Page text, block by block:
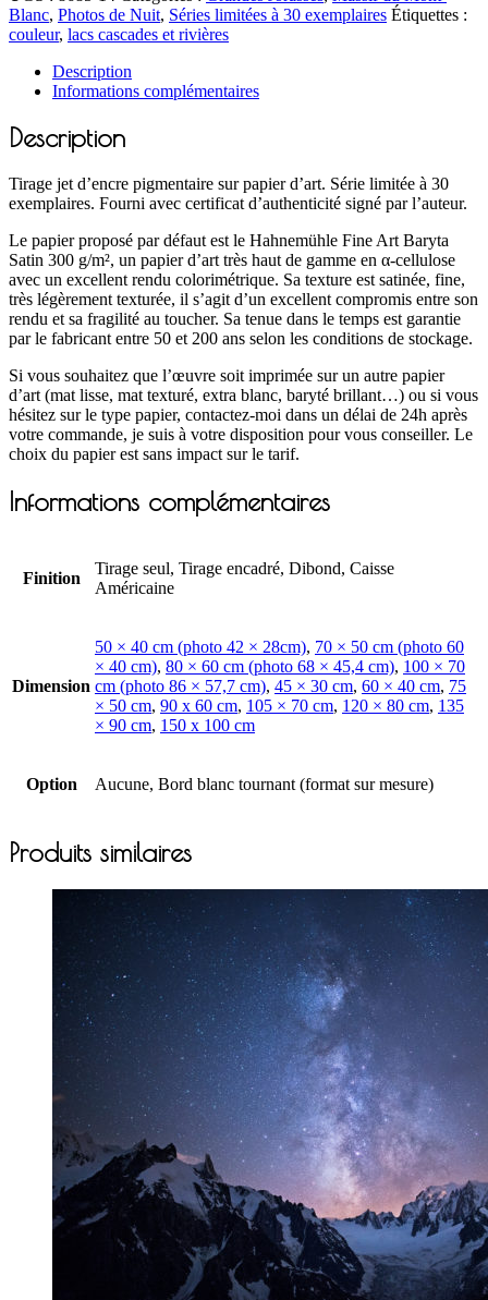
Blanc, Photos de Nuit, Séries limitées à 30 exemplaires Étiquettes :
couleur, lacs cascades et rivières
Description
Informations complémentaires
Description
Tirage jet d’encre pigmentaire sur papier d’art. Série limitée à 30
exemplaires. Fourni avec certificat d’authenticité signé par l’auteur.
Le papier proposé par défaut est le Hahnemühle Fine Art Baryta
Satin 300 g/m², un papier d’art très haut de gamme en α-cellulose
avec un excellent rendu colorimétrique. Sa texture est satinée, fine,
très légèrement texturée, il s’agit d’un excellent compromis entre son
rendu et sa fragilité au toucher. Sa tenue dans le temps est garantie
par le fabricant entre 50 et 200 ans selon les conditions de stockage.
Si vous souhaitez que l’œuvre soit imprimée sur un autre papier
d’art (mat lisse, mat texturé, extra blanc, baryté brillant…) ou si vous
hésitez sur le type papier, contactez-moi dans un délai de 24h après
votre commande, je suis à votre disposition pour vous conseiller. Le
choix du papier est sans impact sur le tarif.
Informations complémentaires
Finition
Tirage seul, Tirage encadré, Dibond, Caisse
Américaine
Dimension
50 × 40 cm (photo 42 × 28cm), 70 × 50 cm (photo 60
× 40 cm), 80 × 60 cm (photo 68 × 45,4 cm), 100 × 70
cm (photo 86 × 57,7 cm), 45 × 30 cm, 60 × 40 cm, 75
× 50 cm, 90 x 60 cm, 105 × 70 cm, 120 × 80 cm, 135
× 90 cm, 150 x 100 cm
Option Aucune, Bord blanc tournant (format sur mesure)
Produits similaires